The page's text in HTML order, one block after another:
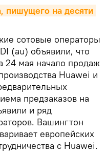
пишущего на десяти
сотовые операторы
(au) объявили, что
24 мая начало продаж
Huawei и
предзаказов на
и ряд
Вашингтон
европейских
с Huawei.